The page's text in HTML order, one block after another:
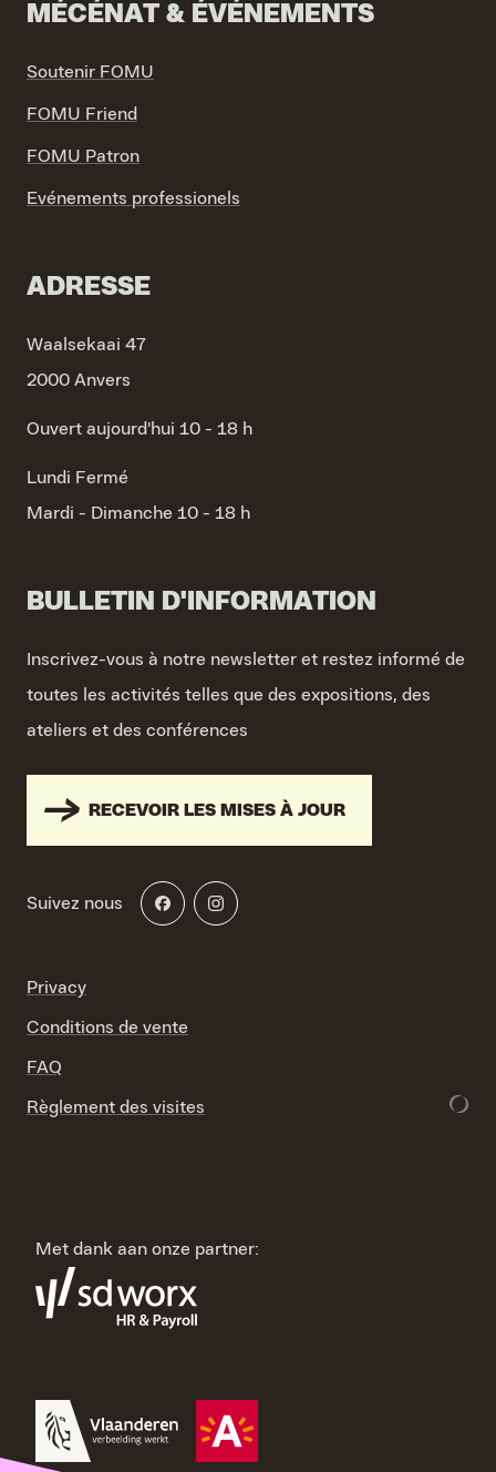
MÉCÉNAT & ÉVÉNEMENTS
Soutenir FOMU
FOMU Friend
FOMU Patron
Evénements professionels
ADRESSE
Waalsekaai 47
2000 Anvers
Ouvert aujourd'hui 10 - 18 h
Lundi Fermé
Mardi - Dimanche 10 - 18 h
BULLETIN D'INFORMATION
Inscrivez-vous à notre newsletter et restez informé de
toutes les activités telles que des expositions, des
ateliers et des conférences
RECEVOIR LES MISES À JOUR
Suivez nous
Privacy
Conditions de vente
FAQ
Règlement des visites
Met dank aan onze partner: